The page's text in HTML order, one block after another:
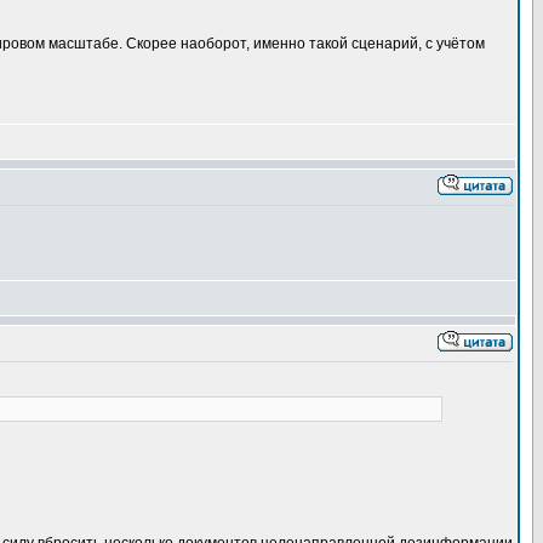
масштабе. Скорее наоборот, именно такой сценарий, с учётом